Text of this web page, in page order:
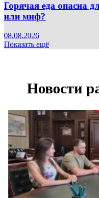
Горячая еда опасна
или миф?
08.08.2026
Показать ещё